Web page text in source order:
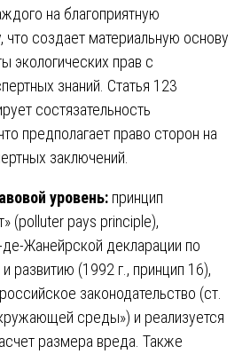
на благоприятную
создает материальную основу
экологических прав с
знаний. Статья 123
состязательность
предполагает право сторон на
заключений.
уровень: принцип
(polluter pays principle),
Жанейрской декларации по
(1992 г., принцип 16),
законодательство (ст.
среды») и реализуется
размера вреда. Также